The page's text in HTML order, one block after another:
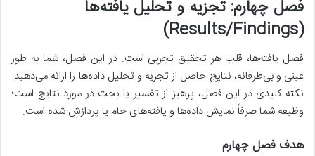
فصل چهارم: تجزیه و تحلیل یافته‌ها
(Results/Findings)
فصل یافته‌ها، قلب هر تحقیق تجربی است. در این فصل، شما به طور
عینی و بی‌طرفانه، نتایج حاصل از تجزیه و تحلیل داده‌ها را ارائه می‌دهید.
نکته کلیدی در این فصل، پرهیز از تفسیر یا بحث در مورد نتایج است؛
وظیفه شما صرفاً نمایش داده‌ها و یافته‌های خام یا پردازش شده است.
هدف فصل چهارم